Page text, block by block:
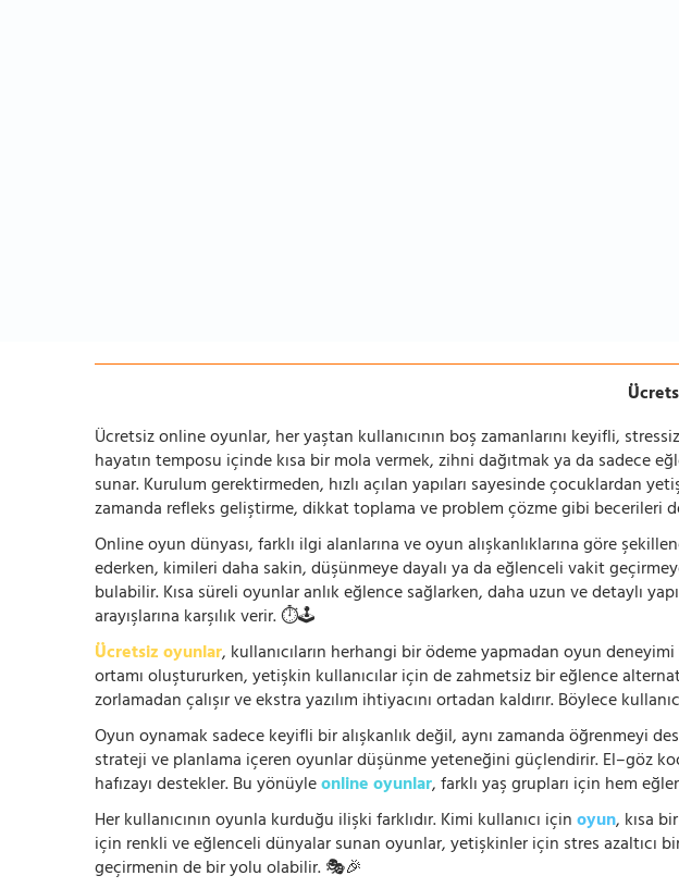
Ücretsiz online oyunlar, her yaştan kullanıcının boş zamanlarını keyifli,
hayatın temposu içinde kısa bir mola vermek, zihni dağıtmak ya da sadece
sunar. Kurulum gerektirmeden, hızlı açılan yapıları sayesinde çocuklardan
zamanda refleks geliştirme, dikkat toplama ve problem çözme gibi becerileri
Online oyun dünyası, farklı ilgi alanlarına ve oyun alışkanlıklarına göre
ederken, kimileri daha sakin, düşünmeye dayalı ya da eğlenceli vakit
bulabilir. Kısa süreli oyunlar anlık eğlence sağlarken, daha uzun ve detaylı
arayışlarına karşılık verir. ⏱️🕹️
Ücretsiz oyunlar, kullanıcıların herhangi bir ödeme yapmadan oyun
ortamı oluştururken, yetişkin kullanıcılar için de zahmetsiz bir eğlence
zorlamadan çalışır ve ekstra yazılım ihtiyacını ortadan kaldırır. Böylece
Oyun oynamak sadece keyifli bir alışkanlık değil, aynı zamanda öğrenmeyi
strateji ve planlama içeren oyunlar düşünme yeteneğini güçlendirir. El–göz
hafızayı destekler. Bu yönüyleonline oyunlar, farklı yaş grupları için hem
Her kullanıcının oyunla kurduğu ilişki farklıdır. Kimi kullanıcı içinoyun, kısa
için renkli ve eğlenceli dünyalar sunan oyunlar, yetişkinler için stres
geçirmenin de bir yolu olabilir. 🎭🎉